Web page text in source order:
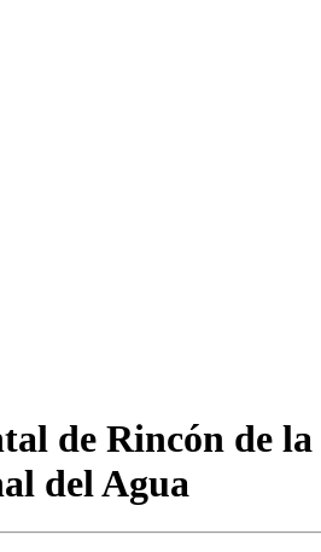
de Rincón de
del Agua